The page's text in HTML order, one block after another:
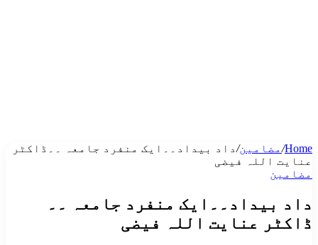
Home
/مضامین/داد بیداد۔۔ایک منفرد جامعہ ۔۔ڈاکٹر
عنایت اللہ فیضی
مضامین
داد بیداد۔۔ایک منفرد جامعہ ۔۔
ڈاکٹر عنایت اللہ فیضی